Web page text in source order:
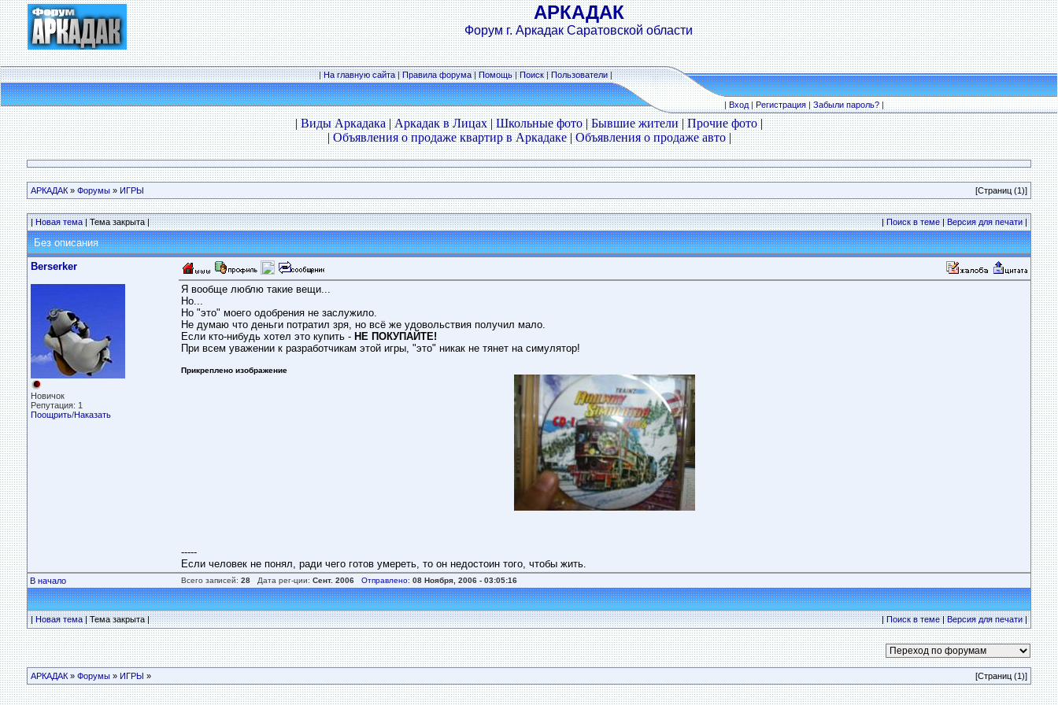
АРКАДАК
Форум г. Аркадак Саратовской области
|На главную сайта|Правила форума|Помощь|Поиск|Пользователи|
|Вход|Регистрация|Забыли пароль?|
|Виды Аркадака|Аркадак в Лицах|Школьные фото|Бывшие жители|Прочие фото|
|Объявления о продаже квартир в Аркадаке|Объявления о продаже авто|
АРКАДАК » Форумы » ИГРЫ [Страниц (1)]
|Новая тема| Тема закрыта | |Поиск в теме|Версия для печати|
Без описания
Berserker
Новичок
Репутация: 1
Поощрить/Наказать
Я вообще люблю такие вещи...
Но...
Но "это" моего одобрения не заслужило.
Не думаю что деньги потратил зря, но всё же удовольствия получил мало.
Если кто-нибудь хотел это купить - НЕ ПОКУПАЙТЕ!
При всем уважении к разработчикам этой игры, "это" никак не тянет на симулятор!
Прикреплено изображение
-----
Если человек не понял, ради чего готов умереть, то он недостоин того, чтобы жить.
В начало Всего записей: 28 Дата рег-ции: Сент. 2006 Отправлено: 08 Ноября, 2006 - 03:05:16
|Новая тема| Тема закрыта | |Поиск в теме|Версия для печати|
АРКАДАК » Форумы » ИГРЫ » [Страниц (1)]